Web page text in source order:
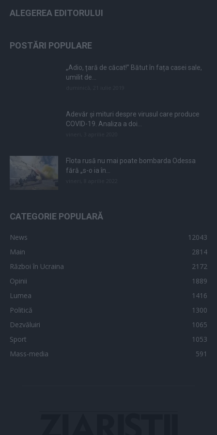
ALEGEREA EDITORULUI
POSTĂRI POPULARE
„Adio, țară de căcat!” Bătut în fața casei sale,
umilit de...
Adevăr și mituri despre virusul care produce
COVID-19. Analiza a doi...
Flota rusă nu mai poate bombarda Odessa
fără „s-o ia în...
CATEGORIE POPULARĂ
News
12043
Main
2814
Război în Ucraina
2172
Opinii
1889
Lumea
1416
Politică
1300
Dezvăluiri
1065
Sport
1053
Mass-media
591